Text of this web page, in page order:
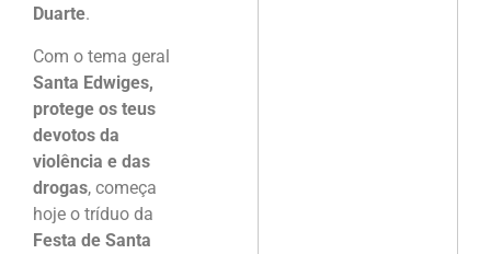
Duarte.
Com o tema geral
Santa Edwiges,
protege os teus
devotos da
violência e das
drogas, começa
hoje o tríduo da
Festa de Santa